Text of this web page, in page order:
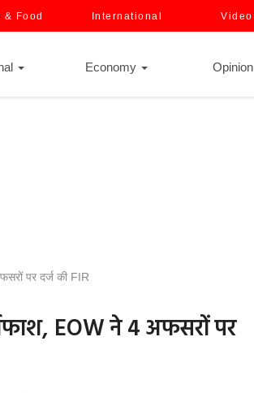
& Food International Video
Economy Opinion
पर दर्ज की FIR
EOW ने 4 अफसरों पर